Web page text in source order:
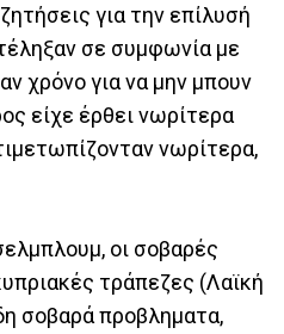
για την επίλυσή
σε συμφωνία με
χρόνο για να μην μπουν
είχε έρθει νωρίτερα
νωρίτερα,
οι σοβαρές
τράπεζες (Λαϊκή
σοβαρά προβληματα,